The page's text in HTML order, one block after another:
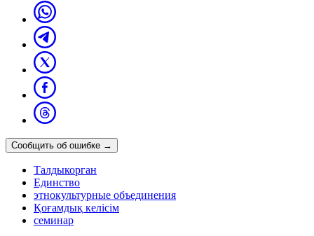
Сообщить об ошибке →
Талдыкорган
Единство
этнокультурные объединения
Қоғамдық келісім
семинар